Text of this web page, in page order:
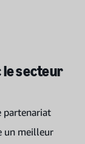
le secteur
partenariat
un meilleur